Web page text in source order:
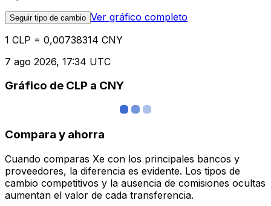
Seguir tipo de cambio Ver gráfico completo
1 CLP = 0,00738314 CNY
7 ago 2026, 17:34 UTC
Gráfico de CLP a CNY
Compara y ahorra
Cuando comparas Xe con los principales bancos y
proveedores, la diferencia es evidente. Los tipos de
cambio competitivos y la ausencia de comisiones ocultas
aumentan el valor de cada transferencia.